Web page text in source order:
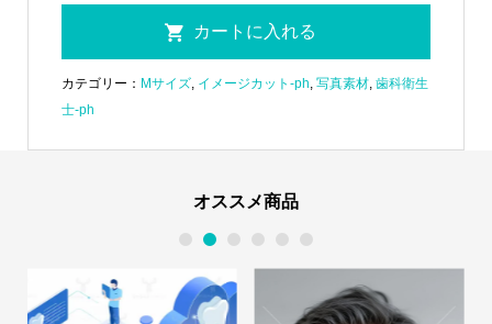
カテゴリー： Mサイズ, イメージカット-ph, 写真素材, 歯科衛生
士-ph
オススメ商品
1 2 3 4 5 6